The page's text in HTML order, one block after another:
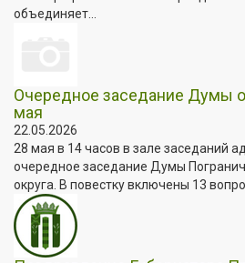
объединяет...
Очередное заседание Думы
мая
22.05.2026
28 мая в 14 часов в зале заседаний
очередное заседание Думы
округа. В повестку включены 13